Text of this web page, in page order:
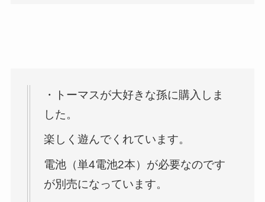
・トーマスが大好きな孫に購入しま
した。
楽しく遊んでくれています。
電池（単4電池2本）が必要なのです
が別売になっています。